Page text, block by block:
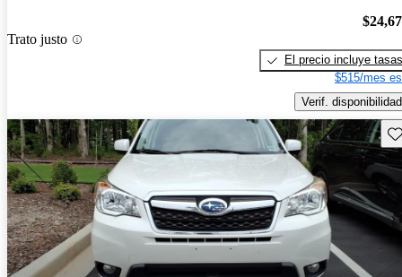
Trato justo
El precio incluye tasas
$515/mes
Verif. disponibilidad